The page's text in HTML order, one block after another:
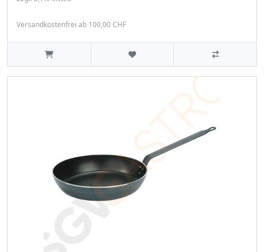
Versandkostenfrei ab 100,00 CHF